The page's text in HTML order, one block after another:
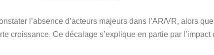
l’absence d’acteurs majeurs dans l’AR/VR, alors
croissance. Ce décalage s’explique en partie par l’impact